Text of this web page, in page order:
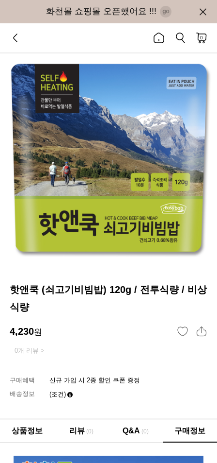
화천몰 쇼핑몰 오픈했어요 !!!
0
핫앤쿡 (쇠고기비빔밥) 120g / 전투식량 / 비상
식량
4,230원
0개 리뷰 >
구매혜택
신규 가입 시 2종 할인 쿠폰 증정
배송정보
(조건)
상품정보 리뷰 (0) Q&A (0) 구매정보